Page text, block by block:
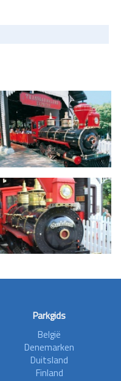
Parkgids
België
Denemarken
Duitsland
Finland